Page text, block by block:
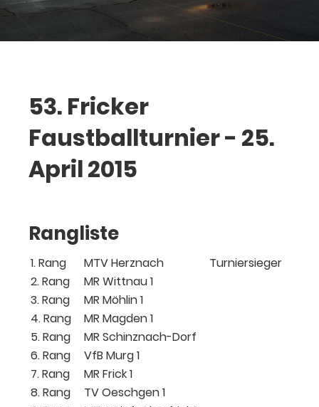
53. Fricker
Faustballturnier - 25.
April 2015
Rangliste
1. Rang MTV Herznach
Turniersieger
2. Rang
MR Wittnau 1
3. Rang
MR Möhlin 1
4. Rang
MR Magden 1
5. Rang
MR Schinznach-Dorf
6. Rang
VfB Murg 1
7. Rang
MR Frick 1
8. Rang
TV Oeschgen 1